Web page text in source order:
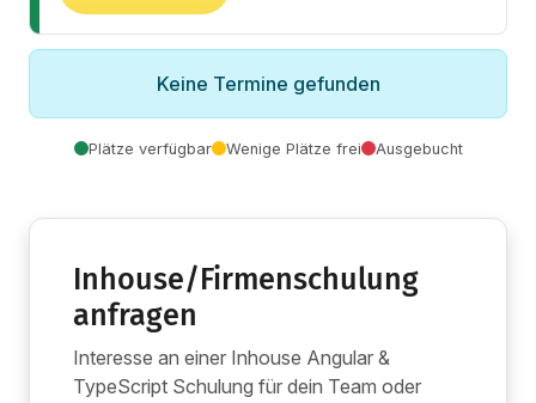
Keine Termine gefunden
Plätze verfügbar Wenige Plätze frei Ausgebucht
Inhouse/Firmenschulung
anfragen
Interesse an einer Inhouse Angular &
TypeScript Schulung für dein Team oder